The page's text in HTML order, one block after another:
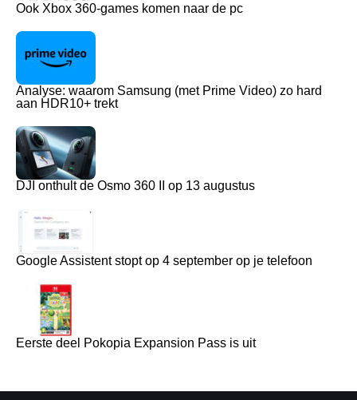
Ook Xbox 360-games komen naar de pc
Analyse: waarom Samsung (met Prime Video) zo hard
aan HDR10+ trekt
DJI onthult de Osmo 360 II op 13 augustus
Google Assistent stopt op 4 september op je telefoon
Eerste deel Pokopia Expansion Pass is uit